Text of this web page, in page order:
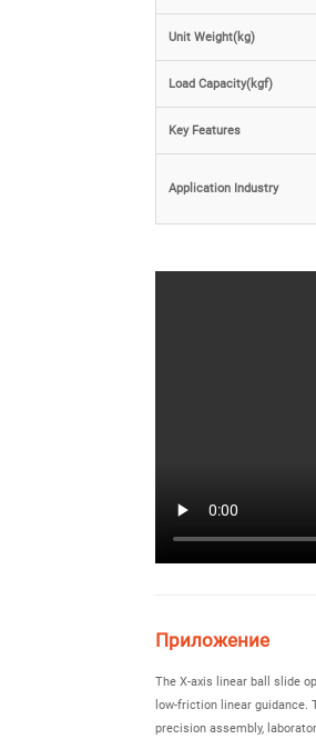
Unit Weight(kg)
Load Capacity(kgf)
Key Features
Application Industry
Приложение
The X-axis linear ball slide
low-friction linear
precision assembly,